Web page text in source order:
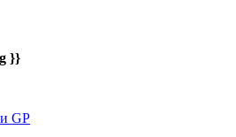
}}
GP